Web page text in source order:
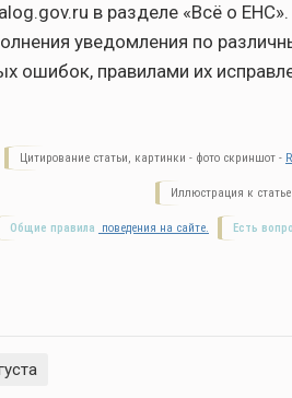
в разделе «Всё о
уведомления по
ошибок, правилами их
Цитирование статьи, картинки - фото скриншот -
Иллюстрация к
Есть
Общие правила поведения на сайте.